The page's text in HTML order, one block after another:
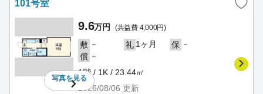
101号室
写真を見る
9.6万円 (共益費 4,000円)
敷 － 礼 1ヶ月 保 －
償 －
1階 / 1K / 23.44㎡
2026/08/06 更新